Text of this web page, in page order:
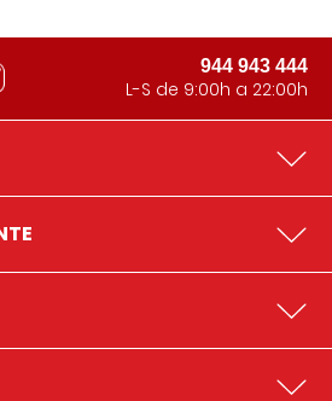
944 943 444
L-S de 9:00h a 22:00h